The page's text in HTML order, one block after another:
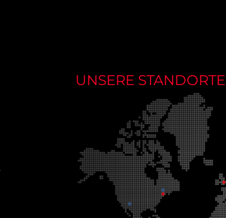
UNSERE STANDORTE